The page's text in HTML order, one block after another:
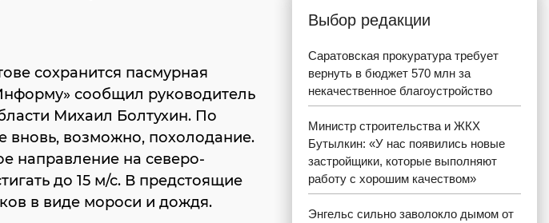
сохранится пасмурная
сообщил руководитель
Михаил Болтухин. По
вновь, возможно, похолодание.
направление на северо-
до 15 м/с. В предстоящие
в виде мороси и дождя.
Выбор редакции
Саратовская прокуратура требует
вернуть в бюджет 570 млн за
некачественное благоустройство
Министр строительства и ЖКХ
Бутылкин: «У нас появились новые
застройщики, которые выполняют
работу с хорошим качеством»
Энгельс сильно заволокло дымом от